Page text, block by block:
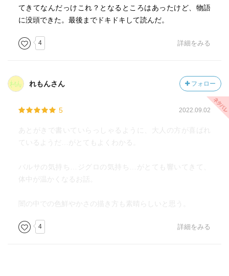
てきてなんだっけこれ？となるところはあったけど、物語
に没頭できた。最後までドキドキして読んだ。
4 詳細をみる
れもんさん フォロー
5 2022.09.02
あとがきで書いていらっしゃるように、大人の方が喜ばれ
ているようだ…がとてもよくわかる。
バルサの気持ち…ジグロの気持ち…がとても響いてきて、
体中が温かくなるお話。
闇の中での色鮮やかさの描き方も素晴らしいと思う。
4 詳細をみる